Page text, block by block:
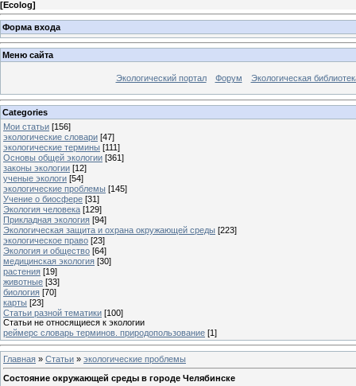
[Ecolog]
Форма входа
Меню сайта
Экологический портал Форум Экологическая
Categories
Мои статьи [156]
экологические словари [47]
экологические термины [111]
Основы общей экологии [361]
законы экологии [12]
ученые экологи [54]
экологические проблемы [145]
Учение о биосфере [31]
Экология человека [129]
Прикладная экология [94]
Экологическая защита и охрана окружающей среды [223]
экологическое право [23]
Экология и общество [64]
медицинская экология [30]
растения [19]
животные [33]
биология [70]
карты [23]
Статьи разной тематики [100]
Статьи не относящиеся к экологии
реймерс словарь терминов. природопользование [1]
Главная » Статьи » экологические проблемы
Состояние окружающей среды в городе Челябинске